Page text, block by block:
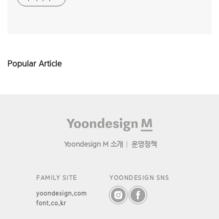
Popular Article
Yoondesign M 소개 운영정책
FAMILY SITE
yoondesign.com
font.co.kr
YOONDESIGN SNS